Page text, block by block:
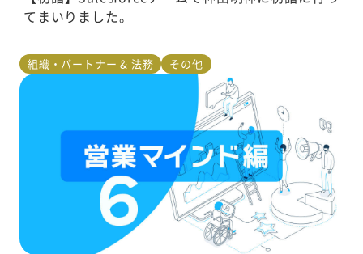
てまいりました。
組織・パートナー & 法務 その他